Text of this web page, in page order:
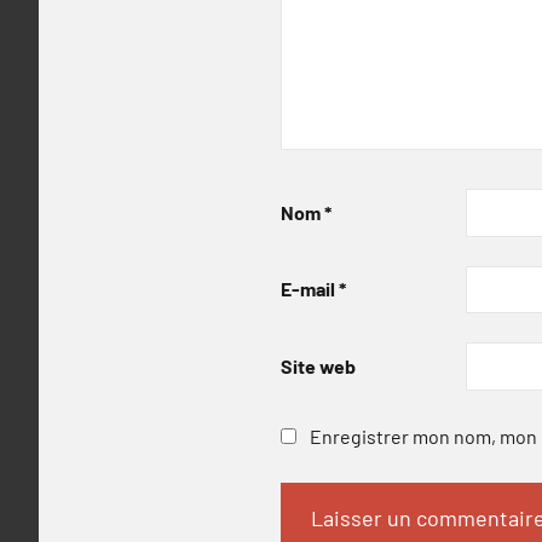
Nom*
E-mail *
Site web
Enregistrer mon nom,